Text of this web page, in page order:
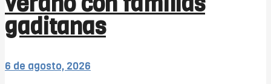
gaditanas
6 de agosto, 2026